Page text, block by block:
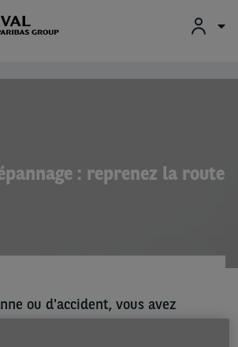
: reprenez la route
ou d'accident, vous avez